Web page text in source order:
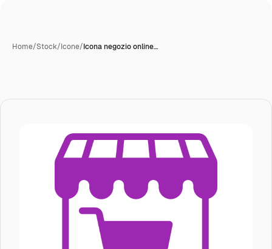
Home/Stock/Icone/Icona negozio online…